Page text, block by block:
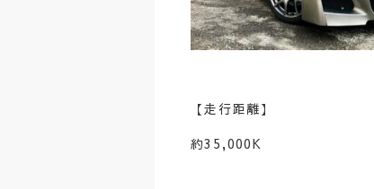
【走行距離】
約35,000K